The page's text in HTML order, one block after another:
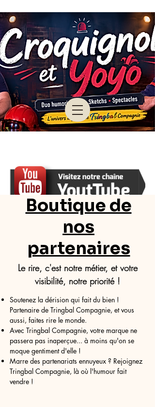
Boutique de
nos
partenaires
Le rire, c'est notre métier, et votre
visibilité, notre priorité !
Soutenez la dérision qui fait du bien !
Partenaire de Tringbal Compagnie, et vous
aussi, faites rire le monde.
Avec Tringbal Compagnie, votre marque ne
passera pas inaperçue... à moins qu'on se
moque gentiment d'elle !
Marre des partenariats ennuyeux ? Rejoignez
Tringbal Compagnie, là où l'humour fait
vendre !